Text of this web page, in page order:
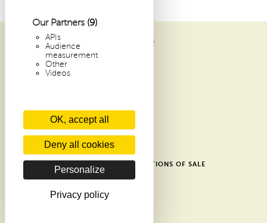
Our Partners (9)
APIs
Audience
measurement
Other
Videos
OK, accept all
Deny all cookies
Personalize
Privacy policy
ABBAYE SAINT-PIERRE DE SOLESMES
1 PLACE DOM GUÉRANGER
72 300 SOLESMES
RECENT ARTICLES
CONTACTS
GLOSSARY
SHOP GENERAL TERMS AND CONDITIONS OF SALE
DONATE
PRIVACY POLICY